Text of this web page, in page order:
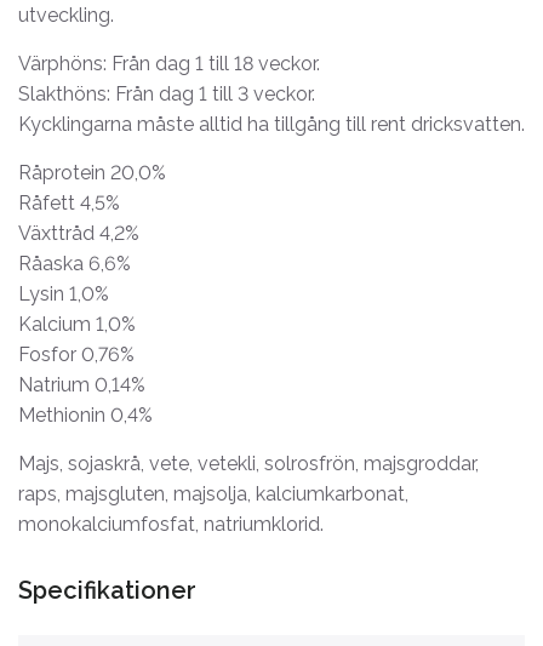
utveckling.
Värphöns: Från dag 1 till 18 veckor.
Slakthöns: Från dag 1 till 3 veckor.
Kycklingarna måste alltid ha tillgång till rent dricksvatten.
Råprotein 20,0%
Råfett 4,5%
Växttråd 4,2%
Råaska 6,6%
Lysin 1,0%
Kalcium 1,0%
Fosfor 0,76%
Natrium 0,14%
Methionin 0,4%
Majs, sojaskrå, vete, vetekli, solrosfrön, majsgroddar,
raps, majsgluten, majsolja, kalciumkarbonat,
monokalciumfosfat, natriumklorid.
Specifikationer